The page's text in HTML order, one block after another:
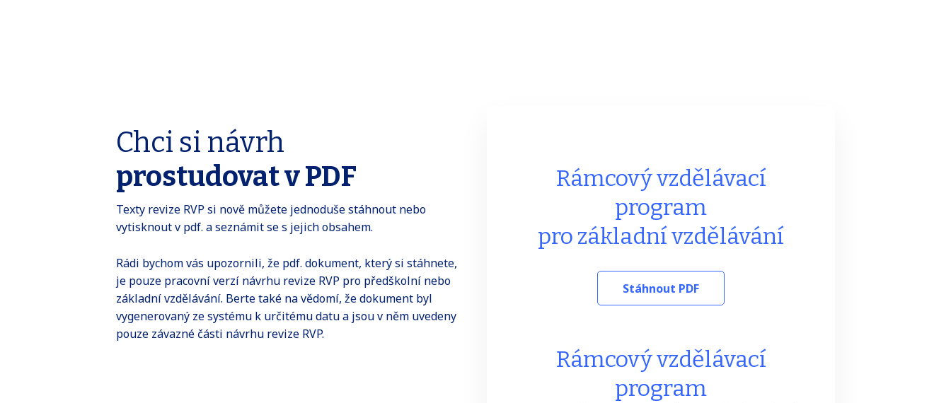
Chci si návrh
prostudovat v PDF
Texty revize RVP si nově můžete jednoduše stáhnout nebo
vytisknout v pdf. a seznámit se s jejich obsahem.
Rádi bychom vás upozornili, že pdf. dokument, který si stáhnete,
je pouze pracovní verzí návrhu revize RVP pro předškolní nebo
základní vzdělávání. Berte také na vědomí, že dokument byl
vygenerovaný ze systému k určitému datu a jsou v něm uvedeny
pouze závazné části návrhu revize RVP.
Rámcový vzdělávací
program
pro základní vzdělávání
Stáhnout PDF
Rámcový vzdělávací
program